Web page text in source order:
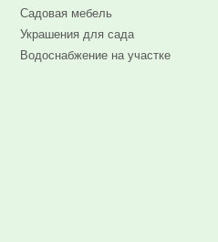
Садовая мебель
Украшения для сада
Водоснабжение на участке